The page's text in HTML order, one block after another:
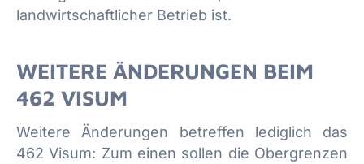
landwirtschaftlicher Betrieb ist.
WEITERE ÄNDERUNGEN BEIM
462 VISUM
Weitere Änderungen betreffen lediglich das
462 Visum: Zum einen sollen die Obergrenzen